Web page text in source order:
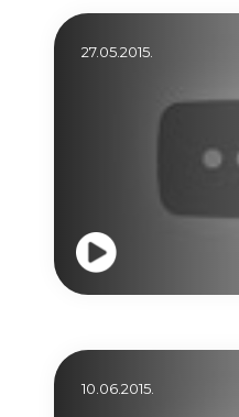
27.05.2015.
10.06.2015.